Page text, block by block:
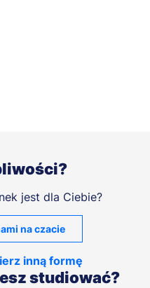
jest dla Ciebie?
na czacie
inną formę
studiować?